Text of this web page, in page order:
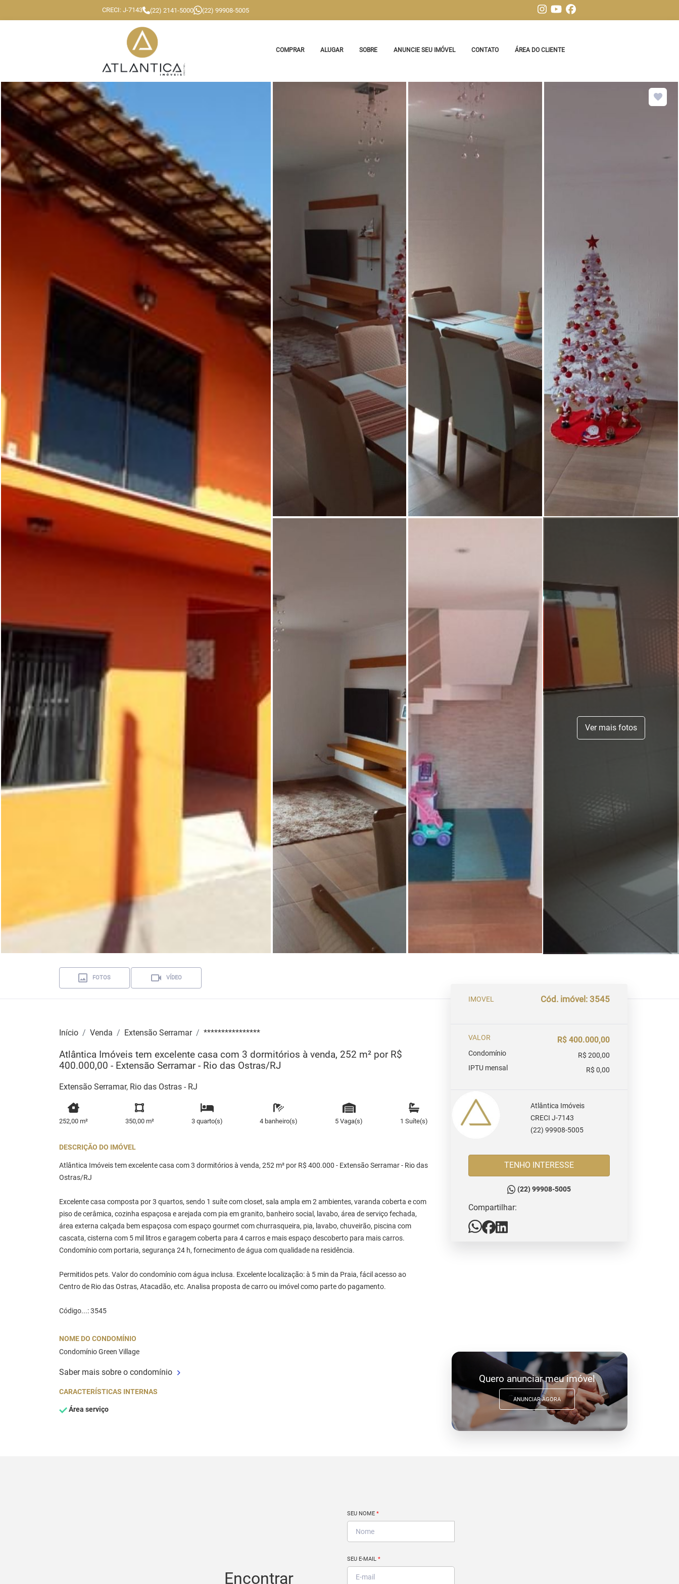
CRECI: J-7143 (22) 2141-5000 (22) 99908-5005
COMPRAR ALUGAR SOBRE ANUNCIE SEU IMÓVEL CONTATO ÁREA DO CLIENTE
Ver mais fotos
FOTOS VÍDEO
Início Venda Extensão Serramar ****************
Atlântica Imóveis tem excelente casa com 3 dormitórios à venda, 252 m² por R$
400.000,00 - Extensão Serramar - Rio das Ostras/RJ
Extensão Serramar, Rio das Ostras - RJ
252,00 m² 350,00 m² 3 quarto(s) 4 banheiro(s) 5 Vaga(s) 1 Suíte(s)
DESCRIÇÃO DO IMÓVEL
Atlântica Imóveis tem excelente casa com 3 dormitórios à venda, 252 m² por R$ 400.000 - Extensão Serramar - Rio das
Ostras/RJ
Excelente casa composta por 3 quartos, sendo 1 suíte com closet, sala ampla em 2 ambientes, varanda coberta e com
piso de cerâmica, cozinha espaçosa e arejada com pia em granito, banheiro social, lavabo, área de serviço fechada,
área externa calçada bem espaçosa com espaço gourmet com churrasqueira, pia, lavabo, chuveirão, piscina com
cascata, cisterna com 5 mil litros e garagem coberta para 4 carros e mais espaço descoberto para mais carros.
Condomínio com portaria, segurança 24 h, fornecimento de água com qualidade na residência.
Permitidos pets. Valor do condomínio com água inclusa. Excelente localização: à 5 min da Praia, fácil acesso ao
Centro de Rio das Ostras, Atacadão, etc. Analisa proposta de carro ou imóvel como parte do pagamento.
Código...: 3545
NOME DO CONDOMÍNIO
Condomínio Green Village
Saber mais sobre o condomínio
CARACTERÍSTICAS INTERNAS
Área serviço
IMOVEL Cód. imóvel: 3545
VALOR R$ 400.000,00
Condomínio
R$ 200,00
IPTU mensal
R$ 0,00
Atlântica Imóveis
CRECI J-7143
(22) 99908-5005
TENHO INTERESSE
(22) 99908-5005
Compartilhar:
Quero anunciar meu imóvel
ANUNCIAR AGORA
Encontrar
SEU NOME *
SEU E-MAIL *